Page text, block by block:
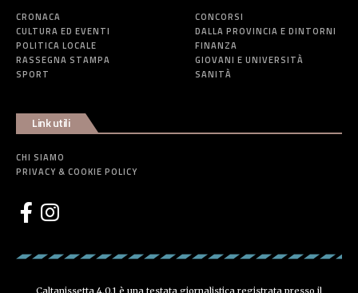
CRONACA
CULTURA ED EVENTI
POLITICA LOCALE
RASSEGNA STAMPA
SPORT
CONCORSI
DALLA PROVINCIA E DINTORNI
FINANZA
GIOVANI E UNIVERSITÀ
SANITÀ
Link utili
CHI SIAMO
PRIVACY & COOKIE POLICY
Caltanissetta 4.0.1 è una testata giornalistica registrata presso il